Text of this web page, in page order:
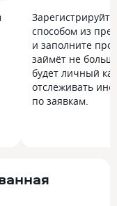
способом из
и заполните
займёт не
будет личный
отслеживать
по заявкам.